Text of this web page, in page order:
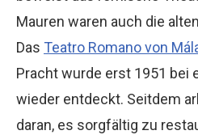
Mauren waren auch die
Das Teatro Romano von
Pracht wurde erst 1951 bei
wieder entdeckt. Seitdem
daran, es sorgfältig zu